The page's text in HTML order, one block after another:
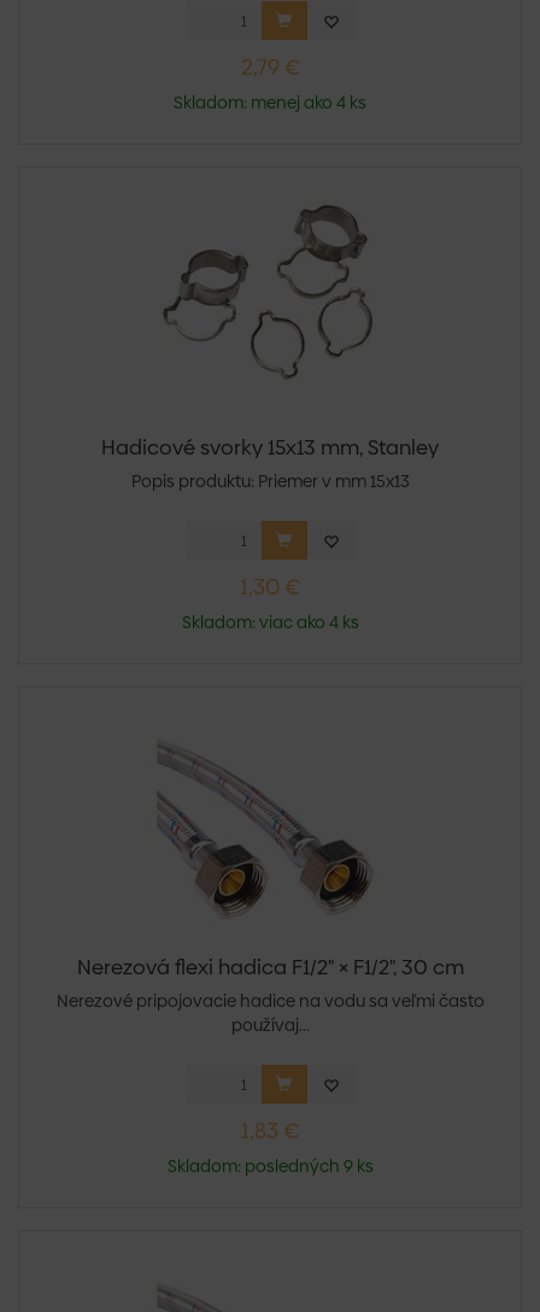
2,79 €
Skladom: menej ako 4 ks
Hadicové svorky 15x13 mm, Stanley
Popis produktu: Priemer v mm 15x13
1,30 €
Skladom: viac ako 4 ks
Nerezová flexi hadica F1/2" × F1/2", 30 cm
Nerezové pripojovacie hadice na vodu sa veľmi často
používaj...
1,83 €
Skladom: posledných 9 ks